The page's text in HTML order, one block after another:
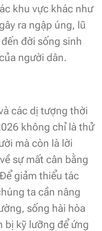
khu vực khác như
ra ngập úng, lũ
đời sống sinh
người dân.
các dị tượng thời
không chỉ là thử
mà còn là lời
sự mất cân bằng
giảm thiểu tác
ta cần nâng
sống hài hòa
bị kỹ lưỡng để ứng